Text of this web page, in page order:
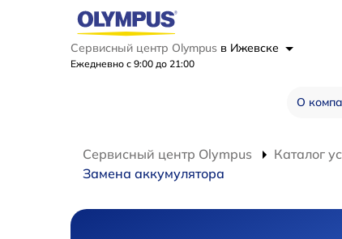
Сервисный центр Olympus в Ижевске
Ежедневно с 9:00 до 21:00
О
Сервисный центр Olympus Каталог
Замена аккумулятора